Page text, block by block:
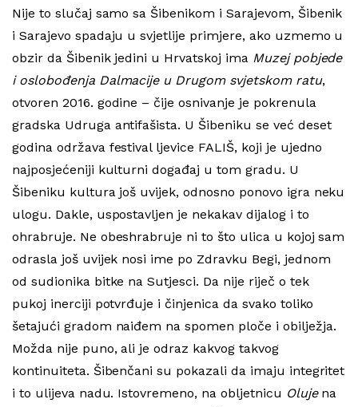
Nije to slučaj samo sa Šibenikom i Sarajevom, Šibenik
i Sarajevo spadaju u svjetlije primjere, ako uzmemo u
obzir da Šibenik jedini u Hrvatskoj ima Muzej pobjede
ioslobođenja Dalmacije u Drugom svjetskom ratu,
otvoren 2016. godine – čije osnivanje je pokrenula
gradska Udruga antifašista. U Šibeniku se već deset
godina održava festival ljevice FALIŠ, koji je ujedno
najposjećeniji kulturni događaj u tom gradu. U
Šibeniku kultura još uvijek, odnosno ponovo igra neku
ulogu. Dakle, uspostavljen je nekakav dijalog i to
ohrabruje. Ne obeshrabruje ni to što ulica u kojoj sam
odrasla još uvijek nosi ime po Zdravku Begi, jednom
od sudionika bitke na Sutjesci. Da nije riječ o tek
pukoj inerciji potvrđuje i činjenica da svako toliko
šetajući gradom naiđem na spomen ploče i obilježja.
Možda nije puno, ali je odraz kakvog takvog
kontinuiteta. Šibenčani su pokazali da imaju integritet
i to ulijeva nadu. Istovremeno, na obljetnicu Olujena